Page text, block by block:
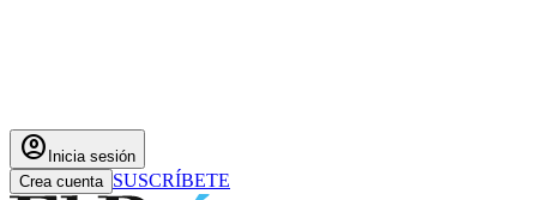
account_circle Inicia sesión
Crea cuenta SUSCRÍBETE